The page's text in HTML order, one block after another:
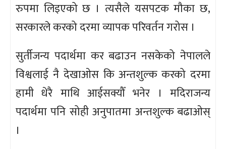
रुपमा लिइएको छ । त्यसैले यसपटक मौका छ,
सरकारले करको दरमा व्यापक परिवर्तन गरोस ।
सुर्तीजन्य पदार्थमा कर बढाउन नसकेको नेपालले
विश्वलाई नै देखाओस कि अन्तशुल्क करको दरमा
हामी धेरै माथि आईसक्यौँ भनेर । मदिराजन्य
पदार्थमा पनि सोही अनुपातमा अन्तशुल्क बढाओस्
।